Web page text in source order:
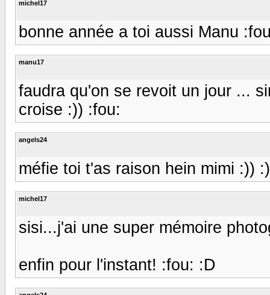
michel17
bonne année a toi aussi Manu
manu17
faudra qu'on se revoit un jour ...
croise :)) :fou:
angels24
méfie toi t'as raison hein mimi :))
michel17
sisi...j'ai une super mémoire
enfin pour l'instant! :fou: :D